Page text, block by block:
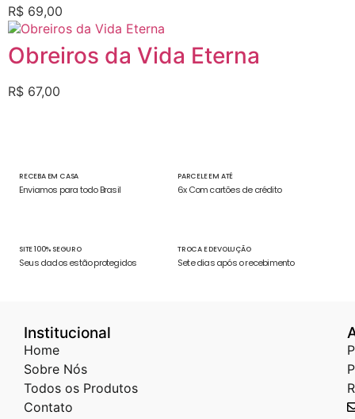
R$ 69,00
Obreiros da Vida Eterna
R$ 67,00
RECEBA EM CASA
Enviamos para todo Brasil
PARCELE EM ATÉ
6x Com cartões de crédito
SITE 100% SEGURO
Seus dados estão protegidos
TROCA E DEVOLUÇÃO
Sete dias após o recebimento
Institucional
Home
Sobre Nós
Todos os Produtos
Contato